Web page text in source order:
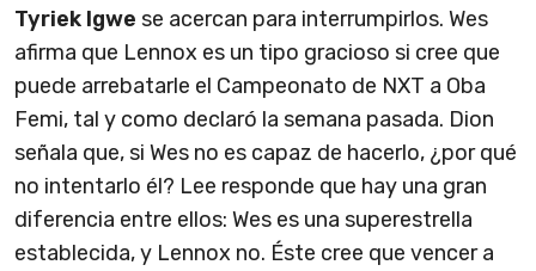
Tyriek Igwe se acercan para interrumpirlos. Wes
afirma que Lennox es un tipo gracioso si cree que
puede arrebatarle el Campeonato de NXT a Oba
Femi, tal y como declaró la semana pasada. Dion
señala que, si Wes no es capaz de hacerlo, ¿por qué
no intentarlo él? Lee responde que hay una gran
diferencia entre ellos: Wes es una superestrella
establecida, y Lennox no. Éste cree que vencer a